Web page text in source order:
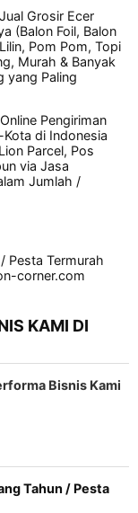
Grosir Ecer
(Balon Foil, Balon
Pom Pom, Topi
Murah & Banyak
yang Paling
Pengiriman
di Indonesia
Parcel, Pos
via Jasa
Jumlah /
Pesta Termurah
corner.com
KAMI DI
Bisnis Kami
Tahun / Pesta